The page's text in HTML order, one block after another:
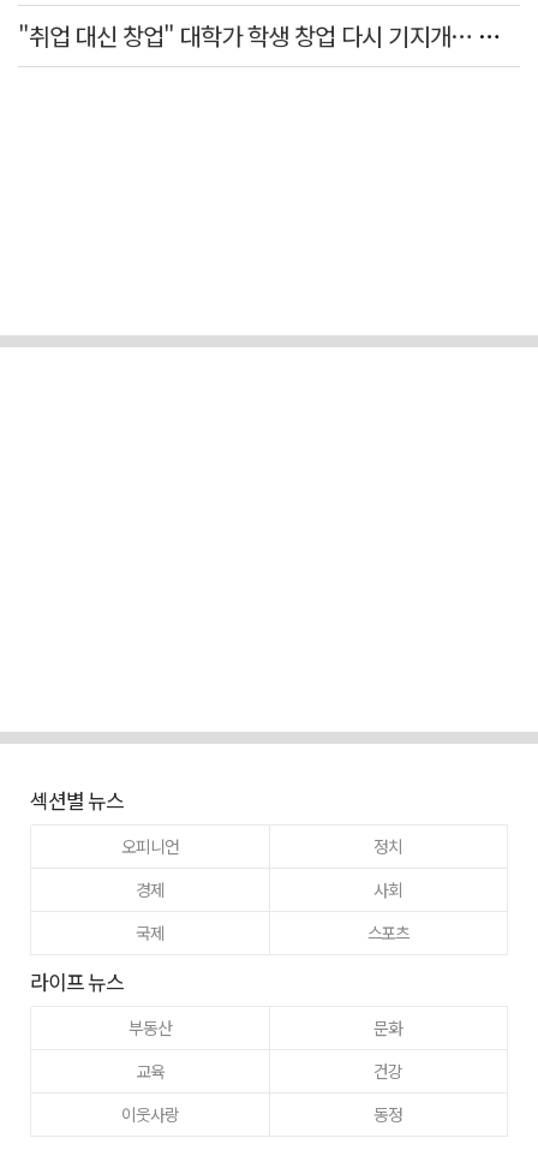
"취업 대신 창업" 대학가 학생 창업 다시 기지개… 창업자·기업·매출 동반 성장
섹션별 뉴스
오피니언
정치
경제
사회
국제
스포츠
라이프 뉴스
부동산
문화
교육
건강
이웃사랑
동정